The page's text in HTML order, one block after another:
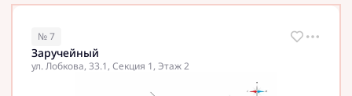
№ 7
Заручейный
ул. Лобкова, 33.1, Секция 1, Этаж 2